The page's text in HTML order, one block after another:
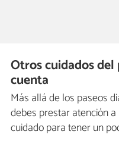
Otros cuidados
cuenta
Más allá de los paseos
debes prestar atención
cuidado para tener un